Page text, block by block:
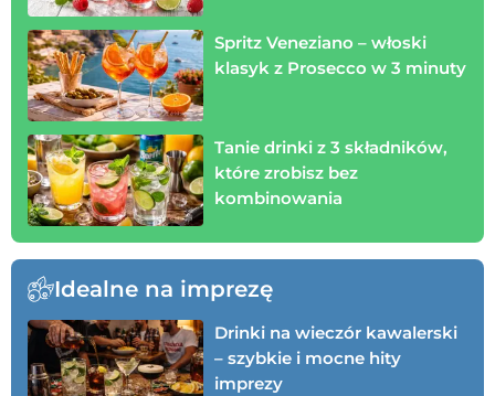
Spritz Veneziano – włoski
klasyk z Prosecco w 3 minuty
Tanie drinki z 3 składników,
które zrobisz bez
kombinowania
Idealne na imprezę
Drinki na wieczór kawalerski
– szybkie i mocne hity
imprezy